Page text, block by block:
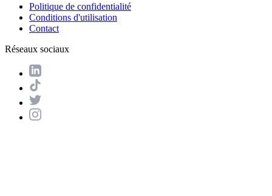
Politique de confidentialité
Conditions d'utilisation
Contact
Réseaux sociaux